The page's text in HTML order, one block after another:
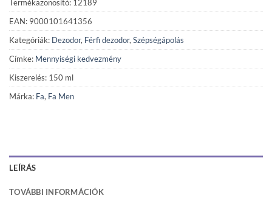
Termékazonosító: 12189
EAN: 9000101641356
Kategóriák: Dezodor, Férfi dezodor,Szépségápolás
Címke: Mennyiségi kedvezmény
Kiszerelés: 150 ml
Márka: Fa, Fa Men
LEÍRÁS
TOVÁBBI INFORMÁCIÓK